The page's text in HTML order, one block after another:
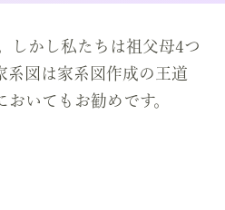
しかし私たちは祖父母4つ
系図は家系図作成の王道
いてもお勧めです。